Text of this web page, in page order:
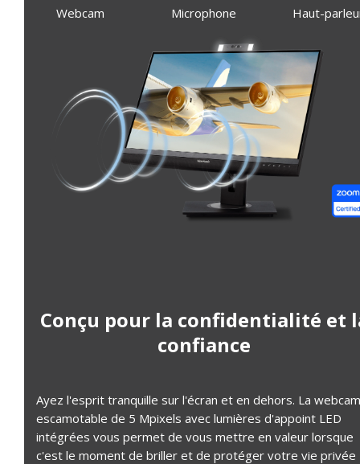
Webcam Microphone Haut-
Conçu pour la confidentialité et
confiance​
Ayez l'esprit tranquille sur l'écran et en dehors. La webcam
escamotable de 5 Mpixels avec lumières d'appoint LED
intégrées vous permet de vous mettre en valeur lorsque
c'est le moment de briller et de protéger votre vie privée